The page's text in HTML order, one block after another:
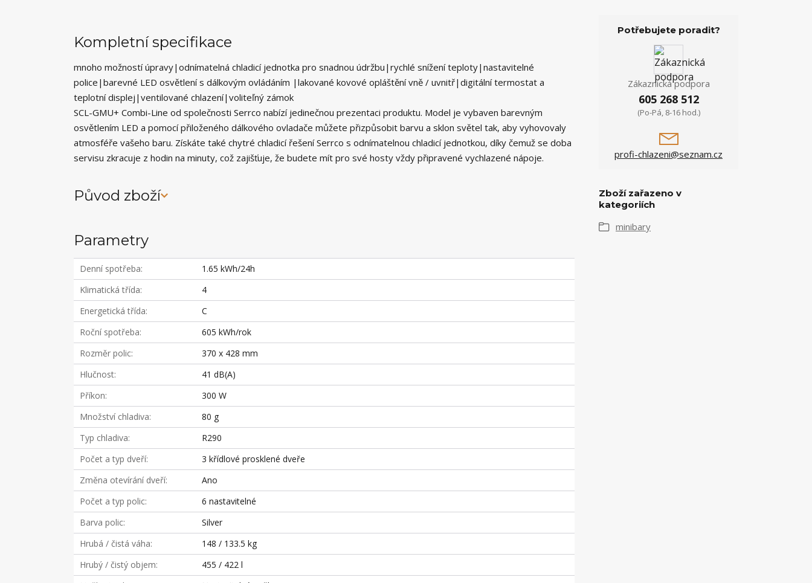
Kompletní specifikace
mnoho možností úpravy|odnímatelná chladicí jednotka pro snadnou údržbu|rychlé snížení teploty|nastavitelné
police|barevné LED osvětlení s dálkovým ovládáním |lakované kovové opláštění vně / uvnitř|digitální termostat a
teplotní displej|ventilované chlazení|voliteľný zámok
SCL-GMU+ Combi-Line od společnosti Serrco nabízí jedinečnou prezentaci produktu. Model je vybaven barevným
osvětlením LED a pomocí přiloženého dálkového ovladače můžete přizpůsobit barvu a sklon světel tak, aby vyhovovaly
atmosféře vašeho baru. Získáte také chytré chladicí řešení Serrco s odnímatelnou chladicí jednotkou, díky čemuž se doba
servisu zkracuje z hodin na minuty, což zajišťuje, že budete mít pro své hosty vždy připravené vychlazené nápoje.
Původ zboží
Parametry
Denní spotřeba
1.65 kWh/24h
Klimatická třída
4
Energetická třída
C
Roční spotřeba
605 kWh/rok
Rozměr polic
370 x 428 mm
Hlučnost
41 dB(A)
Příkon
300 W
Množství chladiva
80 g
Typ chladiva
R290
Počet a typ dveří
3 křídlové prosklené dveře
Změna otevírání dveří
Ano
Počet a typ polic
6 nastavitelné
Barva polic
Silver
Hrubá / čistá váha
148 / 133.5 kg
Hrubý / čistý objem
455 / 422 l
Potřebujete poradit?
Zákaznická podpora
605 268 512
(Po-Pá, 8-16 hod.)
profi-chlazeni@seznam.cz
Zboží zařazeno v
kategoriích
minibary